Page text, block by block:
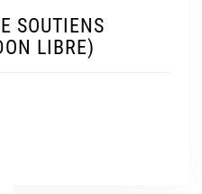
SOUTIENS
LIBRE)